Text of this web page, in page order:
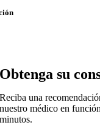
Obtenga su
Reciba una
nuestro médico en
minutos.